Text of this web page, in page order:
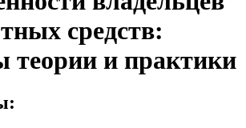
средств:
теории и практики